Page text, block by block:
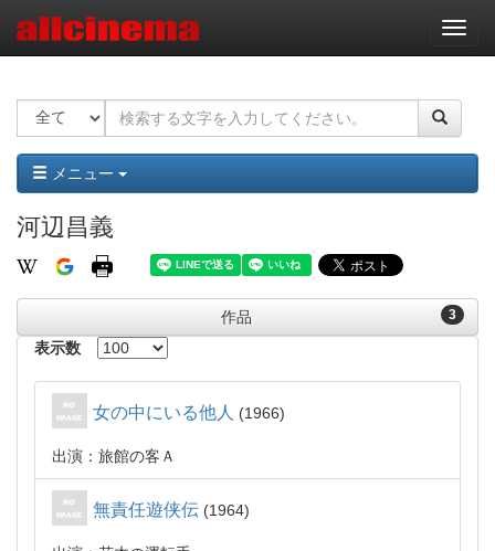
ナ
ビ
ー
ョ
ン
メニュー
河辺昌義
3
作品
表示数
女の中にいる他人 1966
出演：旅館の客Ａ
無責任遊侠伝 1964